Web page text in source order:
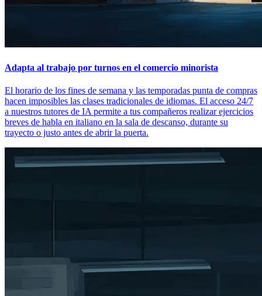
Adapta al trabajo por turnos en el comercio minorista
El horario de los fines de semana y las temporadas punta de compras
hacen imposibles las clases tradicionales de idiomas. El acceso 24/7
a nuestros tutores de IA permite a tus compañeros realizar ejercicios
breves de habla en italiano en la sala de descanso, durante su
trayecto o justo antes de abrir la puerta.